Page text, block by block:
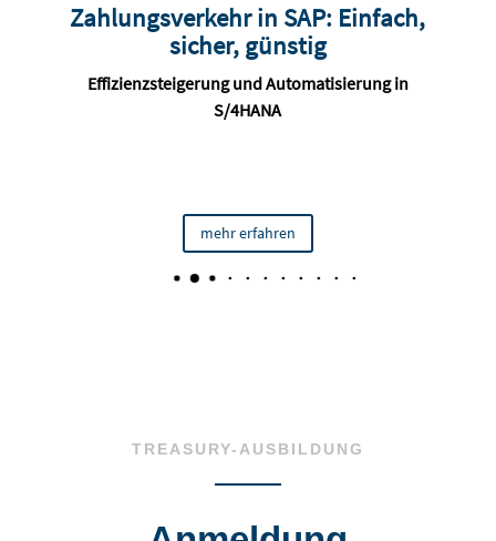
Zahlungsverkehr in SAP: Einfach,
sicher, günstig
Effizienzsteigerung und Automatisierung in
S/4HANA
mehr erfahren
TREASURY-AUSBILDUNG